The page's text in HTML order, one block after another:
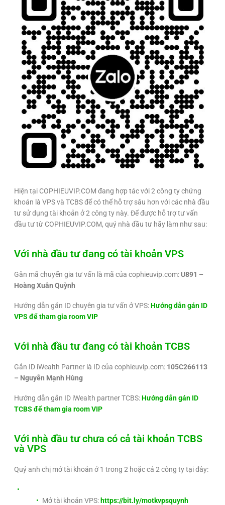
Hiện tại COPHIEUVIP.COM đang hợp tác với 2 công ty chứng
khoán là VPS và TCBS để có thể hỗ trợ sâu hơn với các nhà đầu
tư sử dụng tài khoản ở 2 công ty này. Để được hỗ trợ tư vấn
đầu tư từ COPHIEUVIP.COM, quý nhà đầu tư hãy làm như sau:
Với nhà đầu tư đang có tài khoản VPS
Gắn mã chuyển gia tư vấn là mã của cophieuvip.com:U891 –
Hoàng Xuân Quỳnh
Hướng dẫn gắn ID chuyên gia tư vấn ở VPS:Hướng dẫn gán ID
VPS để tham gia room VIP
Với nhà đầu tư đang có tài khoản TCBS
Gắn ID iWealth Partner là ID của cophieuvip.com: 105C266113
– Nguyễn Mạnh Hùng
Hướng dẫn gắn ID iWealth partner TCBS:Hướng dẫn gán ID
TCBS để tham gia room VIP
Với nhà đầu tư chưa có cả tài khoản TCBS
và VPS
Quý anh chị mở tài khoản ở 1 trong 2 hoặc cả 2 công ty tại đây:
Mở tài khoản VPS: https://bit.ly/motkvpsquynh